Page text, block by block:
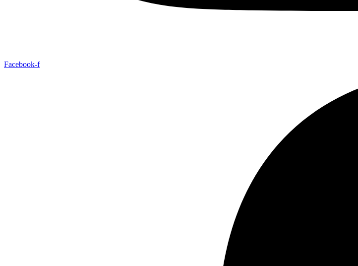
Facebook-f